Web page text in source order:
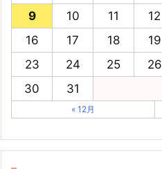
9
10 11 12
16
17 18 19
23
24 25 26
30
31
« 12月